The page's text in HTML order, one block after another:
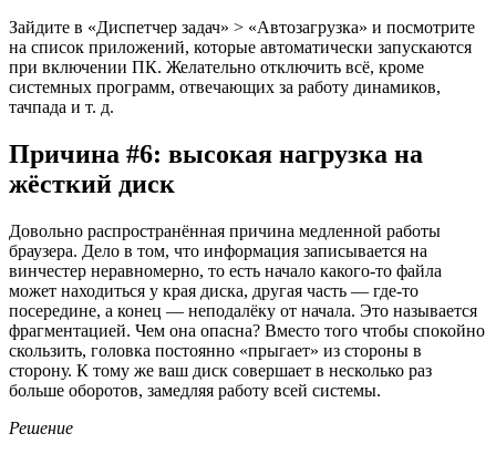
Зайдите в «Диспетчер задач» > «Автозагрузка» и посмотрите
на список приложений, которые автоматически запускаются
при включении ПК. Желательно отключить всё, кроме
системных программ, отвечающих за работу динамиков,
тачпада и т. д.
Причина #6: высокая нагрузка на
жёсткий диск
Довольно распространённая причина медленной работы
браузера. Дело в том, что информация записывается на
винчестер неравномерно, то есть начало какого-то файла
может находиться у края диска, другая часть — где-то
посередине, а конец — неподалёку от начала. Это называется
фрагментацией. Чем она опасна? Вместо того чтобы спокойно
скользить, головка постоянно «прыгает» из стороны в
сторону. К тому же ваш диск совершает в несколько раз
больше оборотов, замедляя работу всей системы.
Решение